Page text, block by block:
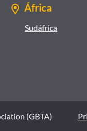
África
Sudáfrica
(GBTA)